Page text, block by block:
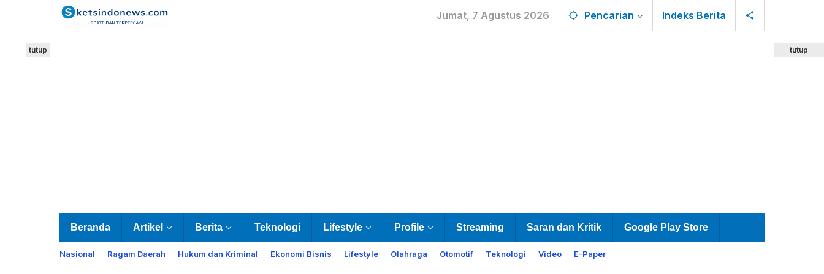
Jumat, 7 Agustus 2026 Pencarian Indeks Berita
Beranda Artikel Berita Teknologi Lifestyle Profile Streaming Saran dan Kritik Google Play Store
Nasional Ragam Daerah Hukum dan Kriminal Ekonomi Bisnis Lifestyle Olahraga Otomotif Teknologi Video E-Paper
tutup tutup